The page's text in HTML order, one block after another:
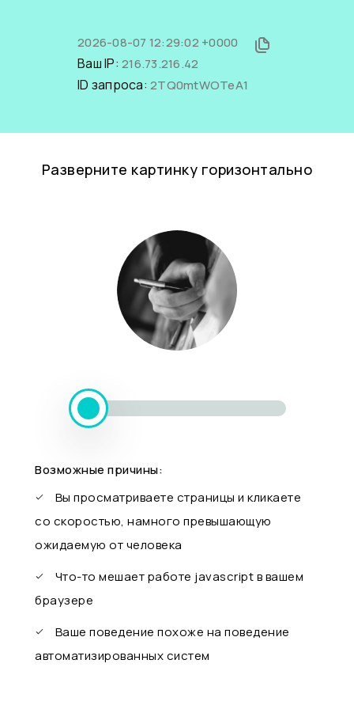
2026-08-07 12:29:02 +0000
Ваш IP: 216.73.216.42
ID запроса: 2TQ0mtWOTeA1
Разверните картинку горизонтально
Возможные причины:
Вы просматриваете страницы и кликаете
со скоростью, намного превышающую
ожидаемую от человека
Что-то мешает работе javascript в вашем
браузере
Ваше поведение похоже на поведение
автоматизированных систем